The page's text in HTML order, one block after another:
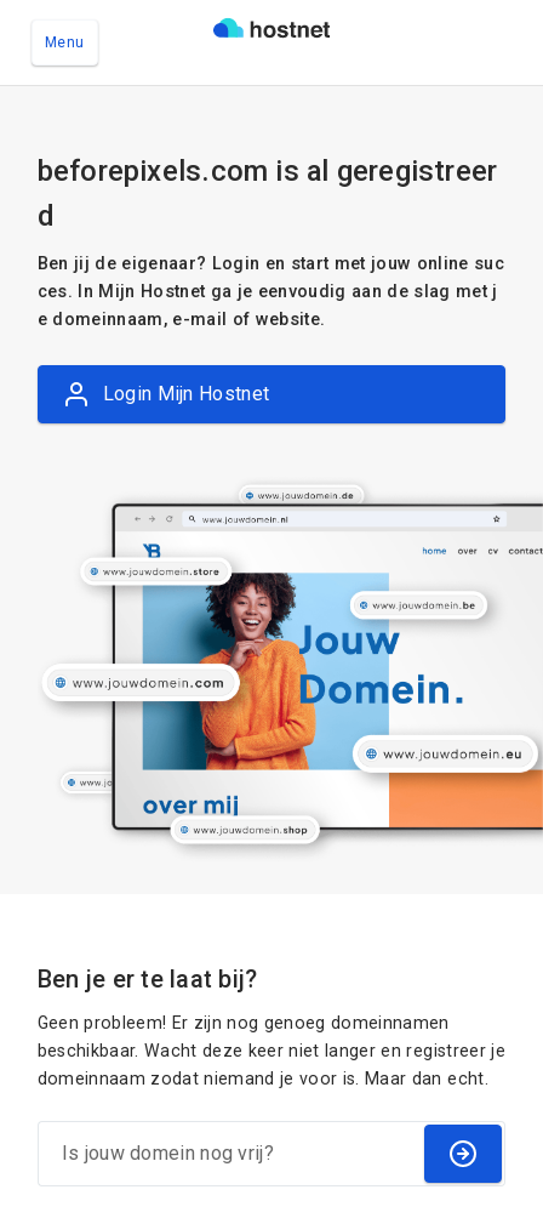
Menu
beforepixels.com is al geregistreer
d
Ben jij de eigenaar? Login en start met jouw online suc
ces. In Mijn Hostnet ga je eenvoudig aan de slag met j
e domeinnaam, e-mail of website.
Login Mijn Hostnet
Ben je er te laat bij?
Geen probleem! Er zijn nog genoeg domeinnamen
beschikbaar. Wacht deze keer niet langer en registreer je
domeinnaam zodat niemand je voor is. Maar dan echt.